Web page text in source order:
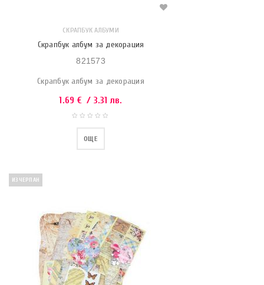
СКРАПБУК АЛБУМИ
Скрапбук албум за декорация
821573
Скрапбук албум за декорация
1.69 € / 3.31 лв.
ОЩЕ
ИЗЧЕРПАН